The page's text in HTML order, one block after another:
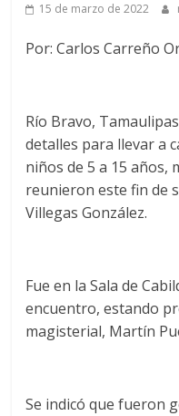
15 de marzo de 2022
Por: Carlos Carreño
Río Bravo,
detalles para llevar a
niños de 5 a 15 años,
reunieron este fin de
Villegas González.
Fue en la Sala de
encuentro, estando
magisterial, Martín
Se indicó que fueron